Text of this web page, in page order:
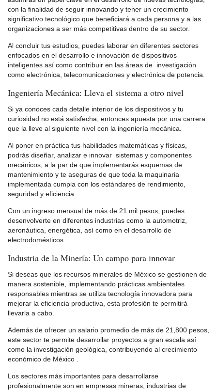
con la finalidad de seguir innovando y tener un crecimiento
significativo tecnológico que beneficiará a cada persona y a las
organizaciones a ser más competitivas dentro de su sector.
Al concluir tus estudios, puedes laborar en diferentes sectores
enfocados en el desarrollo e innovación de dispositivos
inteligentes así como contribuir en las áreas de investigación
como electrónica, telecomunicaciones y electrónica de potencia.
Ingeniería Mecánica: Lleva el sistema a otro nivel
Si ya conoces cada detalle interior de los dispositivos y tu
curiosidad no está satisfecha, entonces apuesta por una carrera
que la lleve al siguiente nivel con la ingeniería mecánica.
Al poner en práctica tus habilidades matemáticas y físicas,
podrás diseñar, analizar e innovar sistemas y componentes
mecánicos, a la par de que implementarás esquemas de
mantenimiento y te aseguras de que toda la maquinaria
implementada cumpla con los estándares de rendimiento,
seguridad y eficiencia.
Con un ingreso mensual de más de 21 mil pesos, puedes
desenvolverte en diferentes industrias como la automotriz,
aeronáutica, energética, así como en el desarrollo de
electrodomésticos.
Industria de la Minería: Un campo para innovar
Si deseas que los recursos minerales de México se gestionen de
manera sostenible, implementando prácticas ambientales
responsables mientras se utiliza tecnología innovadora para
mejorar la eficiencia productiva, esta profesión te permitirá
llevarla a cabo.
Además de ofrecer un salario promedio de más de 21,800 pesos,
este sector te permite desarrollar proyectos a gran escala así
como la investigación geológica, contribuyendo al crecimiento
económico de México .
Los sectores más importantes para desarrollarse
profesionalmente son en empresas mineras, industrias de